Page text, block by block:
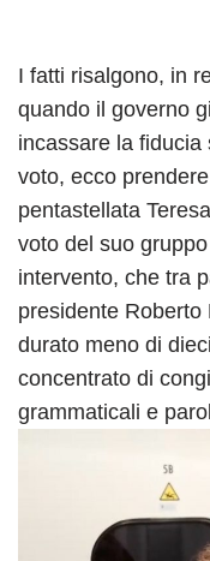
I fatti risalgono, in
quando il governo
incassare la fiducia
voto, ecco
pentastellata
voto del suo
intervento, che tra
presidente Roberto
durato meno di
concentrato di
grammaticali e